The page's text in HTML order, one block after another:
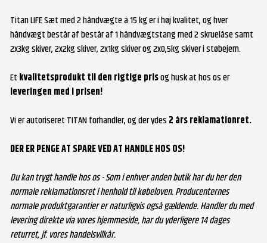
Titan LIFE Sæt med 2 håndvægte á 15 kg er i høj kvalitet, og hver
håndvægt består af består af 1 håndvægtstang med 2 skruelåse samt
2x3kg skiver, 2x2kg skiver, 2x1kg skiver og 2x0,5kg skiver i støbejern.
Etkvalitetsprodukt til den rigtige prisog husk at hos os er
leveringen med i prisen!
Vi er autoriseret TITAN forhandler, og der ydes2 års reklamationret.
DER ER PENGE AT SPARE VED AT HANDLE HOS OS!
Du kan trygt handle hos os - Som i enhver anden butik har du her den
normale reklamationsret i henhold til købeloven. Producenternes
normale produktgarantier er naturligvis også gældende. Handler du med
levering direkte via vores hjemmeside, har du yderligere 14 dages
returret, jf. vores handelsvilkår.